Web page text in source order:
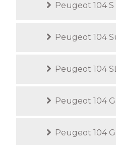
Peugeot 104 S
Peugeot 104
Peugeot 104
Peugeot 104
Peugeot 104